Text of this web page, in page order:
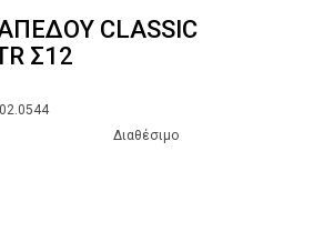
CLASSIC
Σ12
Διαθέσιμο